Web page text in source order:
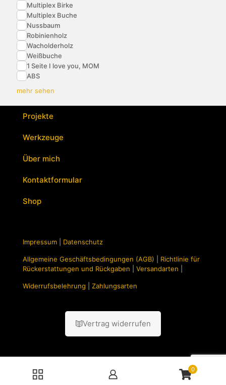
Multiplex Birke
Multiplex Buche
Nussbaum
Robinienholz
Wacholderholz
Weißbuche
1 Seite I love you, MOM
ABS
mehr sehen
Projekte
Werkzeuge
Über mich
Kontaktformular
Shop
Impressum Datenschutz
Allgemeine Geschäftsbedingungen (AGB)
Richtlinie für
Rückerstattungen und Rückgaben
Versandarten
Widerrufsbelehrung Zahlungsarten
Vertrag widerrufen
0